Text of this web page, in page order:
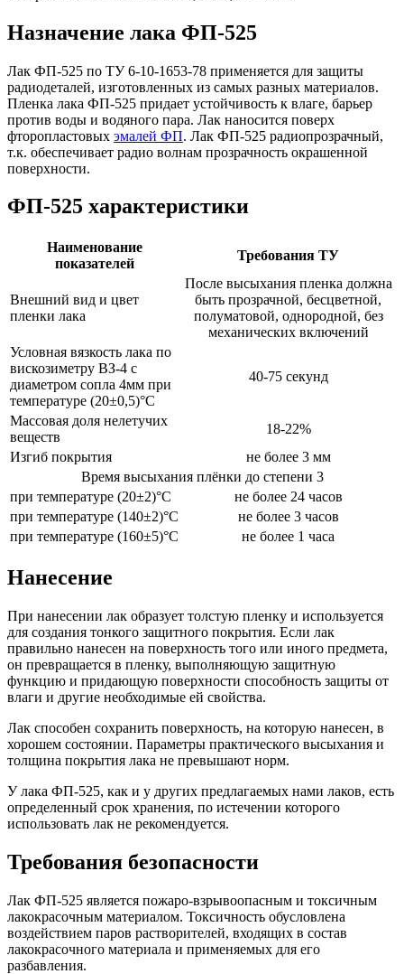
Назначение лака ФП-525
Лак ФП-525 по ТУ 6-10-1653-78 применяется для защиты
радиодеталей, изготовленных из самых разных материалов.
Пленка лака ФП-525 придает устойчивость к влаге, барьер
против воды и водяного пара. Лак наносится поверх
фторопластовых эмалей ФП. Лак ФП-525 радиопрозрачный,
т.к. обеспечивает радио волнам прозрачность окрашенной
поверхности.
ФП-525 характеристики
Наименование
показателей
Требования ТУ
Внешний вид и цвет
пленки лака
После высыхания пленка должна
быть прозрачной, бесцветной,
полуматовой, однородной, без
механических включений
Условная вязкость лака по
вискозиметру ВЗ-4 с
диаметром сопла 4мм при
температуре (20±0,5)°С
40-75 секунд
Массовая доля нелетучих
веществ
18-22%
Изгиб покрытия
не более 3 мм
Время высыхания плёнки до степени 3
при температуре (20±2)°С
не более 24 часов
при температуре (140±2)°С
не более 3 часов
при температуре (160±5)°С
не более 1 часа
Нанесение
При нанесении лак образует толстую пленку и используется
для создания тонкого защитного покрытия. Если лак
правильно нанесен на поверхность того или иного предмета,
он превращается в пленку, выполняющую защитную
функцию и придающую поверхности способность защиты от
влаги и другие необходимые ей свойства.
Лак способен сохранить поверхность, на которую нанесен, в
хорошем состоянии. Параметры практического высыхания и
толщина покрытия лака не превышают норм.
У лака ФП-525, как и у других предлагаемых нами лаков, есть
определенный срок хранения, по истечении которого
использовать лак не рекомендуется.
Требования безопасности
Лак ФП-525 является пожаро-взрывоопасным и токсичным
лакокрасочным материалом. Токсичность обусловлена
воздействием паров растворителей, входящих в состав
лакокрасочного материала и применяемых для его
разбавления.